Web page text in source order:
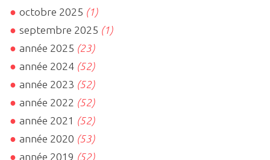
octobre 2025 (1)
septembre 2025 (1)
année 2025 (23)
année 2024 (52)
année 2023 (52)
année 2022 (52)
année 2021 (52)
année 2020 (53)
année 2019 (52)